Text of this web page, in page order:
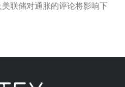
联储对通胀的评论将影响下